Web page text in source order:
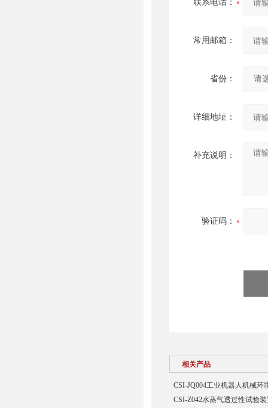
联系电话：
常用邮箱：
省份：
详细地址：
补充说明：
验证码：
相关产品
CSI-JQ004工业机器人机械
CSI-Z042水蒸气透过性试验